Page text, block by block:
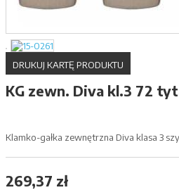
DRUKUJ KARTĘ PRODUKTU
KG zewn. Diva kl.3 72
Klamko-gałka zewnętrzna Diva klasa 3
269,37 zł